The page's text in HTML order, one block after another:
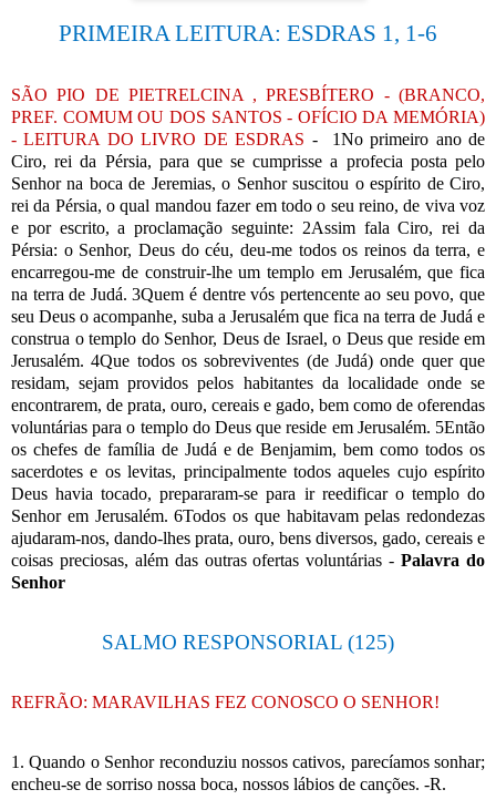
PRIMEIRA LEITURA: ESDRAS 1, 1-6
SÃO PIO DE PIETRELCINA , PRESBÍTERO - (BRANCO,
PREF. COMUM OU DOS SANTOS - OFÍCIO DA MEMÓRIA)
- LEITURA DO LIVRO DE ESDRAS -
1No primeiro ano de
Ciro, rei da Pérsia, para que se cumprisse a profecia posta pelo
Senhor na boca de Jeremias, o Senhor suscitou o espírito de Ciro,
rei da Pérsia, o qual mandou fazer em todo o seu reino, de viva voz
e por escrito, a proclamação seguinte: 2Assim fala Ciro, rei da
Pérsia: o Senhor, Deus do céu, deu-me todos os reinos da terra, e
encarregou-me de construir-lhe um templo em Jerusalém, que fica
na terra de Judá. 3Quem é dentre vós pertencente ao seu povo, que
seu Deus o acompanhe, suba a Jerusalém que fica na terra de Judá e
construa o templo do Senhor, Deus de Israel, o Deus que reside em
Jerusalém. 4Que todos os sobreviventes (de Judá) onde quer que
residam, sejam providos pelos habitantes da localidade onde se
encontrarem, de prata, ouro, cereais e gado, bem como de oferendas
voluntárias para o templo do Deus que reside em Jerusalém. 5Então
os chefes de família de Judá e de Benjamim, bem como todos os
sacerdotes e os levitas, principalmente todos aqueles cujo espírito
Deus havia tocado, prepararam-se para ir reedificar o templo do
Senhor em Jerusalém. 6Todos os que habitavam pelas redondezas
ajudaram-nos, dando-lhes prata, ouro, bens diversos, gado, cereais e
coisas preciosas, além das outras ofertas voluntárias -Palavra do
Senhor
SALMO RESPONSORIAL (125)
REFRÃO: MARAVILHAS FEZ CONOSCO O SENHOR!
1. Quando o Senhor reconduziu nossos cativos, parecíamos sonhar;
encheu-se de sorriso nossa boca, nossos lábios de canções. -R.